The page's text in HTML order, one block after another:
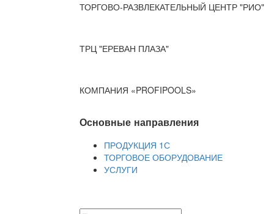
ТОРГОВО-РАЗВЛЕКАТЕЛЬНЫЙ ЦЕНТР "РИО"
ТРЦ "ЕРЕВАН ПЛАЗА"
КОМПАНИЯ «PROFIPOOLS»
Основные направления
ПРОДУКЦИЯ 1С
ТОРГОВОЕ ОБОРУДОВАНИЕ
УСЛУГИ